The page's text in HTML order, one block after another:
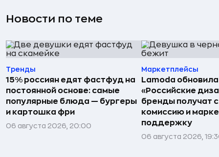
Новости по теме
Тренды
15% россиян едят фастфуд на
постоянной основе: самые
популярные блюда — бургеры
и картошка фри
06 августа 2026, 20:00
Маркетплейсы
Lamoda
«Российские
бренды получат
комиссию и
поддержку
06 августа 2026,